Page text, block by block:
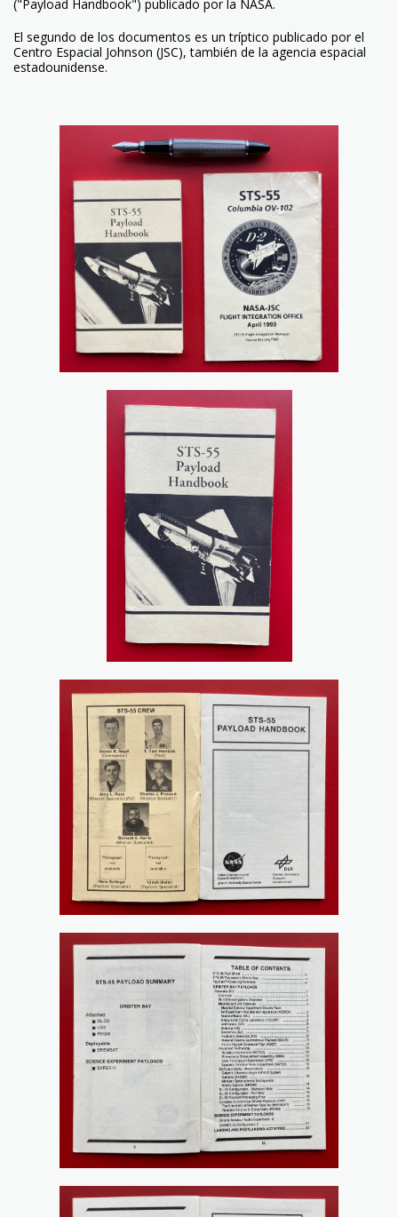
("Payload Handbook") publicado por la NASA.
El segundo de los documentos es un tríptico publicado por el
Centro Espacial Johnson (JSC), también de la agencia espacial
estadounidense.